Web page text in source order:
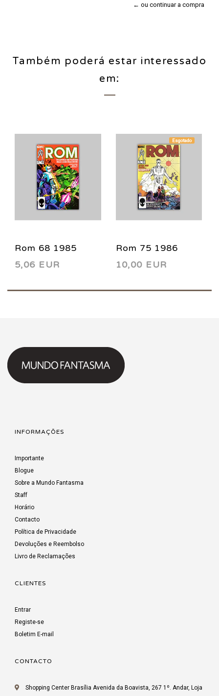
← ou continuar a compra
Também poderá estar interessado
em:
Rom 68 1985
5,06 EUR
Esgotado
Rom 75 1986
10,00 EUR
INFORMAÇÕES
Importante
Blogue
Sobre a Mundo Fantasma
Staff
Horário
Contacto
Política de Privacidade
Devoluções e Reembolso
Livro de Reclamações
CLIENTES
Entrar
Registe-se
Boletim E-mail
CONTACTO
Shopping Center Brasília Avenida da Boavista, 267 1º. Andar, Loja